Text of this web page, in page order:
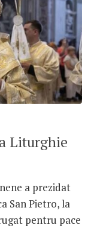
Liturghie
a prezidat
San Pietro, la
pentru pace